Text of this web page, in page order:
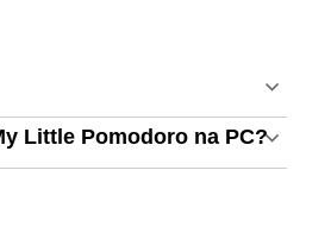
Little Pomodoro na PC?